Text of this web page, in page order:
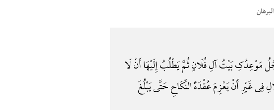
مَوْعِدُکِ بَیْتُ آلِ فُلَانٍ ثُمَّ یَطْلُبُ إِلَیْهَا أَنْ لَا
فِی غَیْرِ أَنْ یَعْزِمَ عُقْدَهًَْ النِّکَاحِ حَتَّی یَبْلُغَ